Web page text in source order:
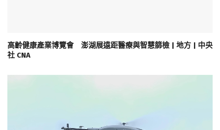
高齡健康產業博覽會 澎湖展遠距醫療與智慧篩檢 | 地方 | 中央
社 CNA